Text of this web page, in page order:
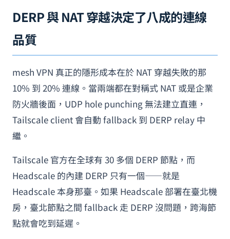
DERP 與 NAT 穿越決定了八成的連線
品質
mesh VPN 真正的隱形成本在於 NAT 穿越失敗的那
10% 到 20% 連線。當兩端都在對稱式 NAT 或是企業
防火牆後面，UDP hole punching 無法建立直連，
Tailscale client 會自動 fallback 到 DERP relay 中
繼。
Tailscale 官方在全球有 30 多個 DERP 節點，而
Headscale 的內建 DERP 只有一個——就是
Headscale 本身那臺。如果 Headscale 部署在臺北機
房，臺北節點之間 fallback 走 DERP 沒問題，跨海節
點就會吃到延遲。